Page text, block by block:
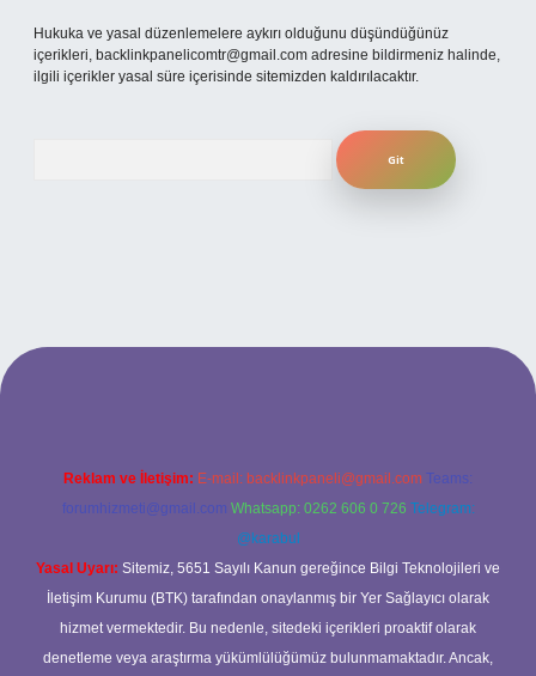
Hukuka ve yasal düzenlemelere aykırı olduğunu düşündüğünüz
içerikleri, backlinkpanelicomtr@gmail.com adresine bildirmeniz halinde,
ilgili içerikler yasal süre içerisinde sitemizden kaldırılacaktır.
ilbet bahis sitesi
Reklam ve İletişim: E-mail: backlinkpaneli@gmail.com Teams:
forumhizmeti@gmail.com Whatsapp: 0262 606 0 726 Telegram:
@karabul
Yasal Uyarı: Sitemiz, 5651 Sayılı Kanun gereğince Bilgi Teknolojileri ve
İletişim Kurumu (BTK) tarafından onaylanmış bir Yer Sağlayıcı olarak
hizmet vermektedir. Bu nedenle, sitedeki içerikleri proaktif olarak
denetleme veya araştırma yükümlülüğümüz bulunmamaktadır. Ancak,